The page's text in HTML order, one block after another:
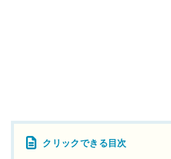
クリックできる目次